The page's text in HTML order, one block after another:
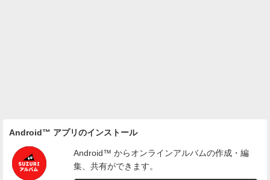
Android™ アプリのインストール
Android™ からオンラインアルバムの作成・編
集、共有ができます。